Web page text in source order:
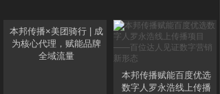
本邦传播×美团骑行 | 成
为核心代理，赋能品牌
全域流量
本邦传播赋能百度优选
数字人罗永浩线上传播